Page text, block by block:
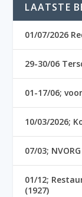
LAATSTE
01/07/2026
29-30/06
01-17/06;
10/03/2026;
07/03;
01/12;
(1927)